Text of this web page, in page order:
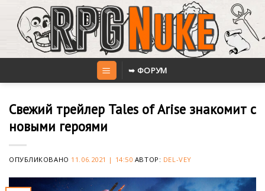
content
➥ ФОРУМ
Свежий трейлер Tales of Arise знакомит c
новыми героями
ОПУБЛИКОВАНО 11.06.2021 | 14:50 АВТОР: DEL-VEY